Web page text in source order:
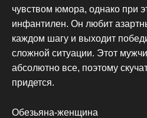
чувством юмора, однако при
инфантилен. Он любит
каждом шагу и выходит
сложной ситуации. Этот
абсолютно все, поэтому
придется.
Обезьяна-женщина